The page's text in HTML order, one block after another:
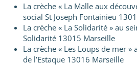
La crèche « La Malle aux
social St Joseph Fontainieu
La crèche « La Solidarité » au
Solidarité 13015 Marseille
La crèche « Les Loups de mer »
de l’Estaque 13016 Marseille